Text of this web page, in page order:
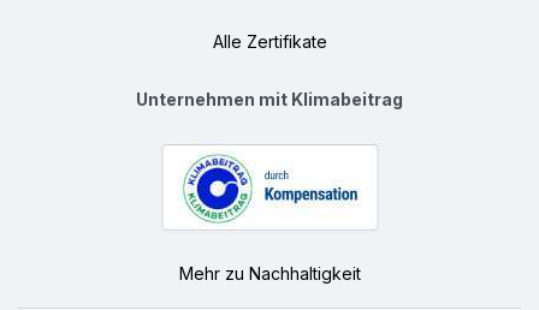
Alle Zertifikate
Unternehmen mit Klimabeitrag
Mehr zu Nachhaltigkeit